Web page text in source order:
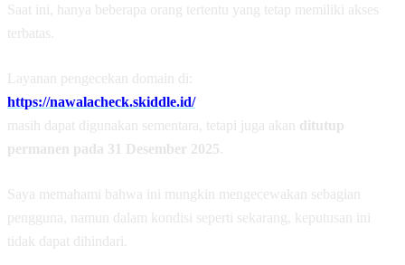
Saat ini, hanya beberapa orang tertentu yang tetap memiliki akses
terbatas.
Layanan pengecekan domain di:
https://nawalacheck.skiddle.id/
masih dapat digunakan sementara, tetapi juga akan ditutup
permanen pada 31 Desember 2025
Saya memahami bahwa ini mungkin mengecewakan sebagian
pengguna, namun dalam kondisi seperti sekarang, keputusan ini
tidak dapat dihindari.